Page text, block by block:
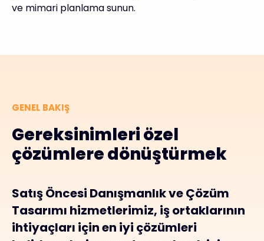
ve mimari planlama sunun.
GENEL BAKIŞ
Gereksinimleri özel
çözümlere dönüştürmek
Satış Öncesi Danışmanlık ve Çözüm
Tasarımı hizmetlerimiz, iş ortaklarının
ihtiyaçları için en iyi çözümleri